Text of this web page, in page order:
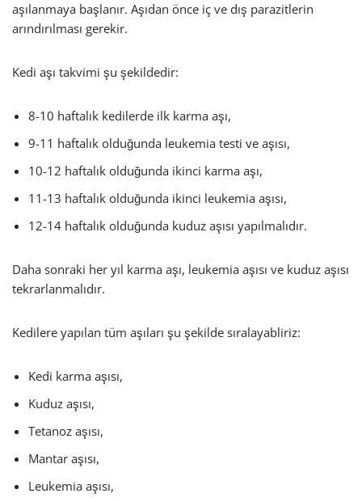
aşılanmaya başlanır. Aşıdan önce iç ve dış parazitlerin
arındırılması gerekir.
Kedi aşı takvimi şu şekildedir:
8-10 haftalık kedilerde ilk karma aşı,
9-11 haftalık olduğunda leukemia testi ve aşısı,
10-12 haftalık olduğunda ikinci karma aşı,
11-13 haftalık olduğunda ikinci leukemia aşısı,
12-14 haftalık olduğunda kuduz aşısı yapılmalıdır.
Daha sonraki her yıl karma aşı, leukemia aşısı ve kuduz aşısı
tekrarlanmalıdır.
Kedilere yapılan tüm aşıları şu şekilde sıralayabliriz:
Kedi karma aşısı,
Kuduz aşısı,
Tetanoz aşısı,
Mantar aşısı,
Leukemia aşısı,